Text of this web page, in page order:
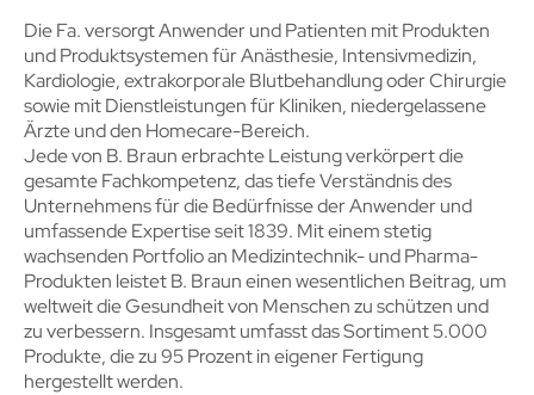
Die Fa. versorgt Anwender und Patienten mit Produkten
und Produktsystemen für Anästhesie, Intensivmedizin,
Kardiologie, extrakorporale Blutbehandlung oder Chirurgie
sowie mit Dienstleistungen für Kliniken, niedergelassene
Ärzte und den Homecare-Bereich.
Jede von B. Braun erbrachte Leistung verkörpert die
gesamte Fachkompetenz, das tiefe Verständnis des
Unternehmens für die Bedürfnisse der Anwender und
umfassende Expertise seit 1839. Mit einem stetig
wachsenden Portfolio an Medizintechnik- und Pharma-
Produkten leistet B. Braun einen wesentlichen Beitrag, um
weltweit die Gesundheit von Menschen zu schützen und
zu verbessern. Insgesamt umfasst das Sortiment 5.000
Produkte, die zu 95 Prozent in eigener Fertigung
hergestellt werden.